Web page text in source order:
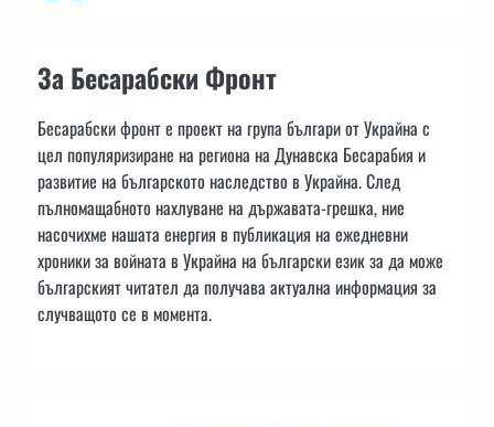
За Бесарабски Фронт
Бесарабски фронт е проект на група българи от Украйна с
цел популяризиране на региона на Дунавска Бесарабия и
развитие на българското наследство в Украйна. След
пълномащабното нахлуване на държавата-грешка, ние
насочихме нашата енергия в публикация на ежедневни
хроники за войната в Украйна на български език за да може
българският читател да получава актуална информация за
случващото се в момента.